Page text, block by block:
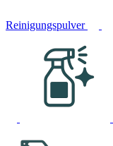
Reinigungspulver